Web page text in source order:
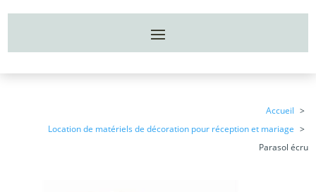
Accueil
Location de matériels de décoration pour réception et mariage
Parasol écru